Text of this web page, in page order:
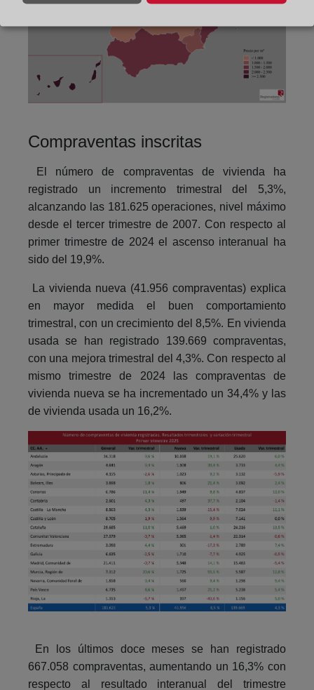
Compraventas inscritas
El número de compraventas de vivienda ha
registrado un incremento trimestral del 5,3%,
alcanzando las 181.625 operaciones, nivel máximo
desde el tercer trimestre de 2007. Con respecto al
primer trimestre de 2024 el ascenso interanual ha
sido del 19,9%.
La vivienda nueva (41.956 compraventas) explica
en mayor medida el buen comportamiento
trimestral, con un crecimiento del 8,5%. En vivienda
usada se han registrado 139.669 compraventas,
con una mejora trimestral del 4,3%. Con respecto al
mismo trimestre de 2024 las compraventas de
vivienda nueva se ha incrementado un 34,4% y las
de vivienda usada un 16,2%.
En los últimos doce meses se han registrado
667.058 compraventas, aumentando un 16,3% con
respecto al resultado interanual del trimestre